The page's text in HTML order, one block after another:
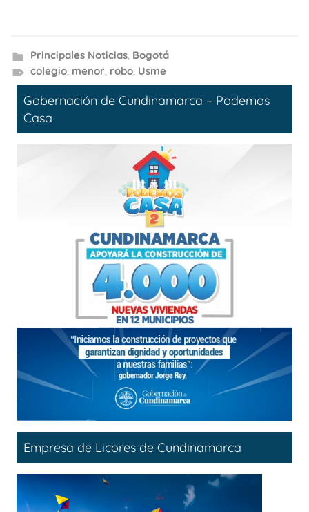
Principales Noticias, Bogotá
colegio, menor, robo, Usme
Gobernación de Cundinamarca – Podemos
Casa
Empresa de Licores de Cundinamarca